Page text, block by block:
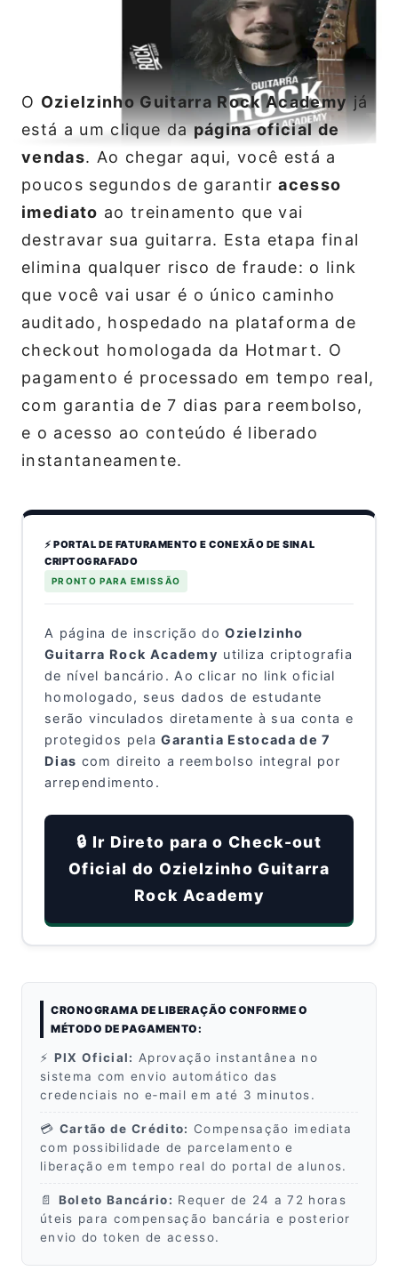
O Ozielzinho Guitarra Rock Academyjá
está a um clique dapágina oficial de
vendas. Ao chegar aqui, você está a
poucos segundos de garantiracesso
imediato ao treinamento que vai
destravar sua guitarra. Esta etapa final
elimina qualquer risco de fraude: o link
que você vai usar é o único caminho
auditado, hospedado na plataforma de
checkout homologada da Hotmart. O
pagamento é processado em tempo real,
com garantia de 7 dias para reembolso,
e o acesso ao conteúdo é liberado
instantaneamente.
⚡ PORTAL DE FATURAMENTO E CONEXÃO DE SINAL
CRIPTOGRAFADO
PRONTO PARA EMISSÃO
A página de inscrição doOzielzinho
Guitarra Rock Academy utiliza criptografia
de nível bancário. Ao clicar no link oficial
homologado, seus dados de estudante
serão vinculados diretamente à sua conta e
protegidos pelaGarantia Estocada de 7
Dias com direito a reembolso integral por
arrependimento.
🔒 Ir Direto para o Check-out
Oficial do Ozielzinho Guitarra
Rock Academy
CRONOGRAMA DE LIBERAÇÃO CONFORME O
MÉTODO DE PAGAMENTO:
⚡ PIX Oficial: Aprovação instantânea no
sistema com envio automático das
credenciais no e‑mail em até 3 minutos.
💳 Cartão de Crédito: Compensação imediata
com possibilidade de parcelamento e
liberação em tempo real do portal de alunos.
📄 Boleto Bancário: Requer de 24 a 72 horas
úteis para compensação bancária e posterior
envio do token de acesso.